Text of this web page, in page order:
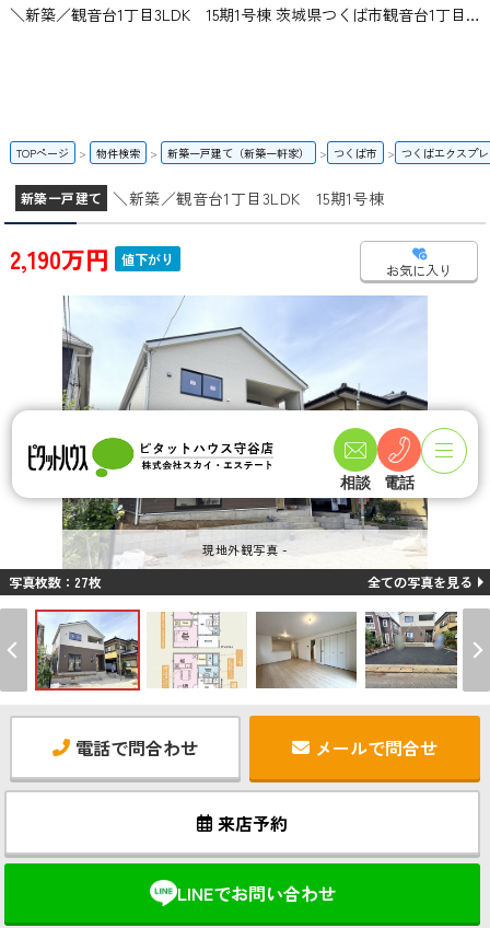
＼新築／観音台1丁目3LDK 15期1号棟 茨城県つくば市観音台1丁目｜2,190万円の新築一戸建て｜ピタットハウス守谷店 | スカイ・エステート
相談 電話
TOPページ 物件検索 新築一戸建て（新築一軒家） つくば市 つくばエクスプ
新築一戸建て ＼新築／観音台1丁目3LDK 15期1号棟
2,190万円 値下がり
お気に入り
現地外観写真 -
写真枚数：27枚 全ての写真を見る
電話で問合わせ メールで問合せ
来店予約
LINEでお問い合わせ